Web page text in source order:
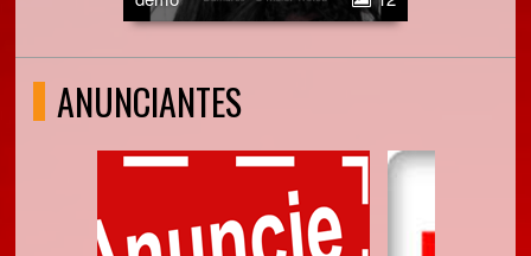
ANUNCIANTES